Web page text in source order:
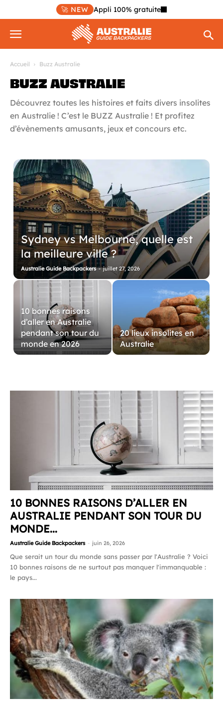
🚀 NEW Appli 100% gratuite
Accueil Buzz Australie
BUZZ AUSTRALIE
Découvrez toutes les histoires et faits divers insolites
en Australie ! C’est le BUZZ Australie ! Et profitez
d’évènements amusants, jeux et concours etc.
Sydney vs Melbourne, quelle est
la meilleure ville ?
Australie Guide Backpackers - juillet 27, 2026
10 bonnes raisons
d’aller en Australie
pendant son tour du
monde en 2026
20 lieux insolites en
Australie
10 BONNES RAISONS D’ALLER EN
AUSTRALIE PENDANT SON TOUR DU
MONDE...
Australie Guide Backpackers - juin 26, 2026
Que serait un tour du monde sans passer par l'Australie ? Voici
10 bonnes raisons de ne surtout pas manquer l'immanquable :
le pays...